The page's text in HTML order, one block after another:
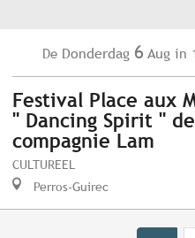
De Donderdag 6 Aug in
Festival Place aux
" Dancing Spirit "
compagnie Lam
CULTUREEL
Perros-Guirec